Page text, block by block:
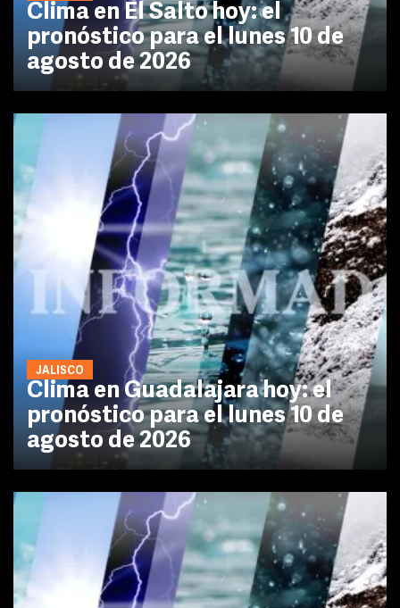
Clima en El Salto hoy: el
pronóstico para el lunes 10 de
agosto de 2026
JALISCO
Clima en Guadalajara hoy: el
pronóstico para el lunes 10 de
agosto de 2026